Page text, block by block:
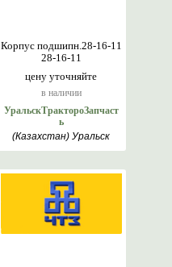
цену уточняйте
в наличии
Корпус подшипн.28-16-11
28-16-11
УральскТрактороЗапчаст
ь
(Казахстан) Уральск